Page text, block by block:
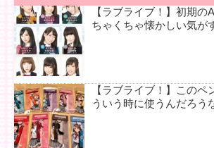
【ラブライブ！】初期の
ちゃくちゃ懐かしい気が
【ラブライブ！】このペ
ういう時に使うんだろう